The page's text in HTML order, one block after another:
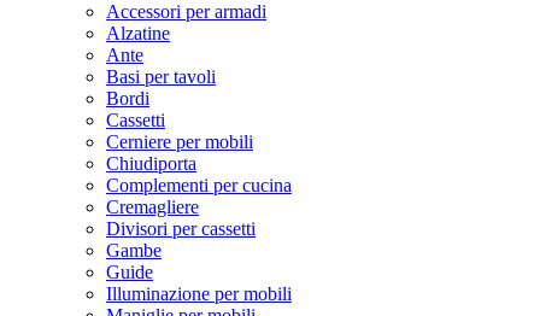
Accessori per armadi
Alzatine
Ante
Basi per tavoli
Bordi
Cassetti
Cerniere per mobili
Chiudiporta
Complementi per cucina
Cremagliere
Divisori per cassetti
Gambe
Guide
Illuminazione per mobili